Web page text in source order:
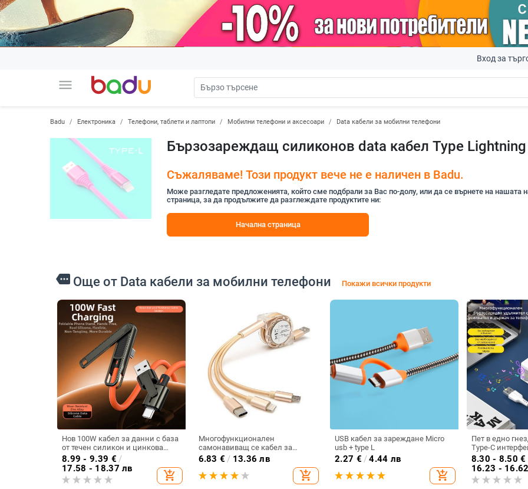
menu
Вход за
Badu Електроника Телефони, таблети и лаптопи Мобилни телефони и аксесоари Data кабели за мобилни телефони
Бързозареждащ силиконов data кабел Type
Съжаляваме! Този продукт вече не е наличен в Badu.
Може разгледате предложенията, който сме подбрали за Вас по-долу, или да се върнете на нашата
страница, за да продължите да разглеждате продуктите ни:
Начална страница
more Още от Data кабели за мобилни телефони Покажи всички продукти
Нов 100W кабел за данни с база
от течен силикон и цинкова
сплав за Huawei и Apple
телефони
8.99 - 9.39 € /
17.58 - 18.37 лв
add_shopping_cart
Многофункционален
самонавиващ се кабел за
мобилни устройства Android и
iOS - TYPE C, Micro USB и LIghting
в златист цвят
6.83 € / 13.36 лв
add_shopping_cart
USB кабел за зареждане Micro
usb + type L
2.27 € /4.44 лв
add_shopping_cart
Пет в едно
Type-C
кабел адаптер
станция
пет
8.30 - 8.50 €
16.23 -